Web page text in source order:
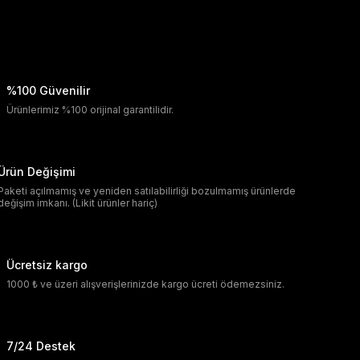
%100 Güvenilir
Ürünlerimiz %100 orijinal garantilidir.
Değişimi
açılmamış ve yeniden satılabilirliği bozulmamış ürünlerde
imkanı. (Likit ürünler hariç)
Ücretsiz kargo
1000 ₺ ve üzeri alışverişlerinizde kargo ücreti ödemezsiniz.
7/24 Destek